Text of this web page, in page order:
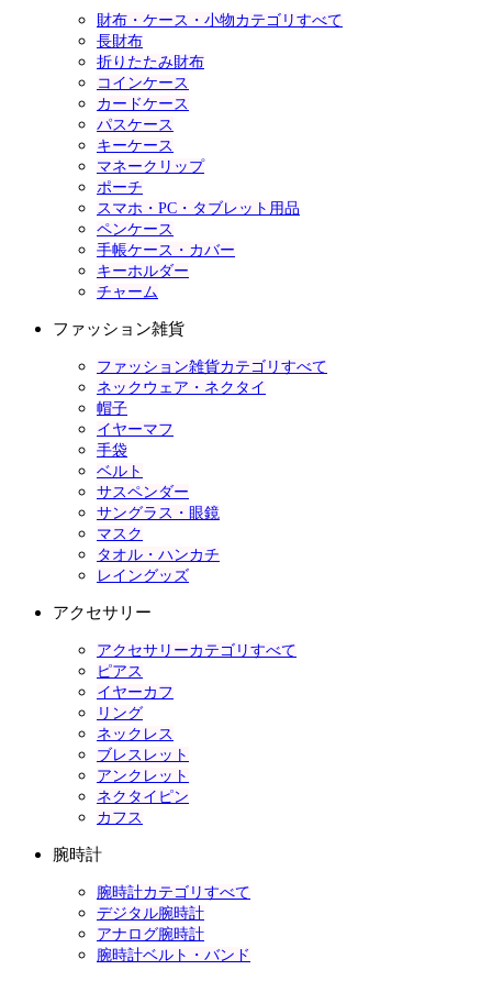
財布・ケース・小物カテゴリすべて
長財布
折りたたみ財布
コインケース
カードケース
パスケース
キーケース
マネークリップ
ポーチ
スマホ・PC・タブレット用品
ペンケース
手帳ケース・カバー
キーホルダー
チャーム
ファッション雑貨
ファッション雑貨カテゴリすべて
ネックウェア・ネクタイ
帽子
イヤーマフ
手袋
ベルト
サスペンダー
サングラス・眼鏡
マスク
タオル・ハンカチ
レイングッズ
アクセサリー
アクセサリーカテゴリすべて
ピアス
イヤーカフ
リング
ネックレス
ブレスレット
アンクレット
ネクタイピン
カフス
腕時計
腕時計カテゴリすべて
デジタル腕時計
アナログ腕時計
腕時計ベルト・バンド